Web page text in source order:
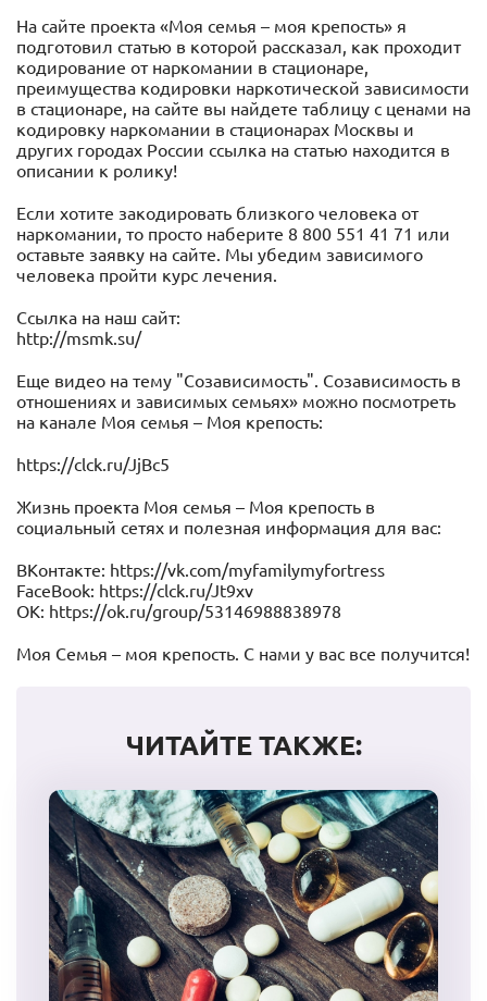
На сайте проекта «Моя семья – моя крепость» я
подготовил статью в которой рассказал, как проходит
кодирование от наркомании в стационаре,
преимущества кодировки наркотической зависимости
в стационаре, на сайте вы найдете таблицу с ценами на
кодировку наркомании в стационарах Москвы и
других городах России ссылка на статью находится в
описании к ролику!
Если хотите закодировать близкого человека от
наркомании, то просто наберите 8 800 551 41 71 или
оставьте заявку на сайте. Мы убедим зависимого
человека пройти курс лечения.
Ссылка на наш сайт:
http://msmk.su/
Еще видео на тему "Созависимость". Созависимость в
отношениях и зависимых семьях» можно посмотреть
на канале Моя семья – Моя крепость:
https://clck.ru/JjBc5
Жизнь проекта Моя семья – Моя крепость в
социальный сетях и полезная информация для вас:
ВКонтакте: https://vk.com/myfamilymyfortress
FaceBook: https://clck.ru/Jt9xv
OK: https://ok.ru/group/53146988838978
Моя Семья – моя крепость. С нами у вас все получится!
ЧИТАЙТЕ ТАКЖЕ: